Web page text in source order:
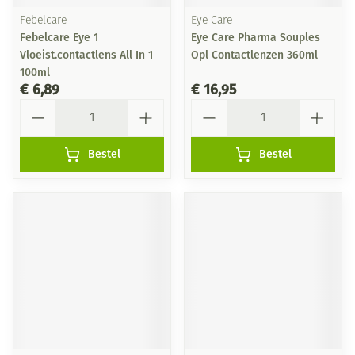
Febelcare
Febelcare Eye 1
Vloeist.contactlens All In 1
100ml
€ 6,89
Bestel
Eye Care
Eye Care Pharma Souples
Opl Contactlenzen 360ml
€ 16,95
Bestel